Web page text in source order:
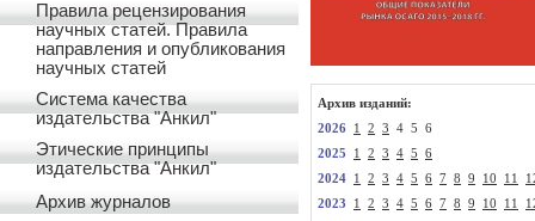
Правила рецензирования
научных статей. Правила
направления и опубликования
научных статей
Система качества
издательства "Анкил"
Этические принципы
издательства "Анкил"
Архив журналов
Архив изданий:
2026
1 2 3 4 5 6
2025
1 2 3 4 5
6
2024
1 2 3 4 5 6 7 8 9 10 11
2023
1 2 3 4 5 6 7 8 9 10 11